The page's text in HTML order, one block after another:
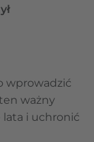
wprowadzić
ważny
lata i uchronić